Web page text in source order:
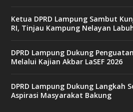
Ketua DPRD Lampung Sambut
RI, Tinjau Kampung Nelayan
DPRD Lampung Dukung
Melalui Kajian Akbar LaSEF 2026
DPRD Lampung Dukung Langkah
Aspirasi Masyarakat Bakung